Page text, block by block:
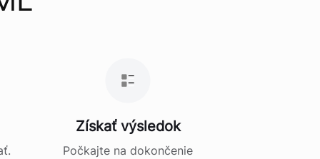
Získať výsledok
Počkajte na dokončenie